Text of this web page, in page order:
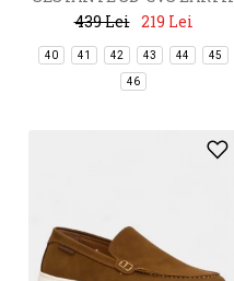
439 Lei 219 Lei
40 41 42 43 44 45
46